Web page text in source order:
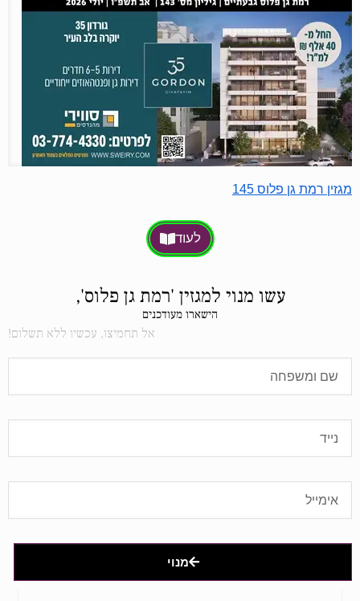
מגזין רמת גן פלוס 145
לעוד
עשו מנוי למגזין 'רמת גן פלוס',
הישארו מעודכנים
אל תחמיצו, עכשיו ללא תשלום!
מנוי